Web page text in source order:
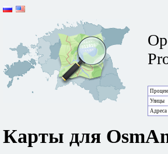
Улицы
Адреса
Карты для